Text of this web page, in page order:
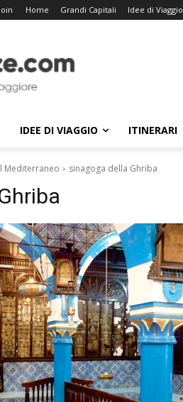
Home Grandi Capitali Idee di Viaggio
IDEE DI VIAGGIO ITINERARI
Mediterraneo sinagoga della Ghriba